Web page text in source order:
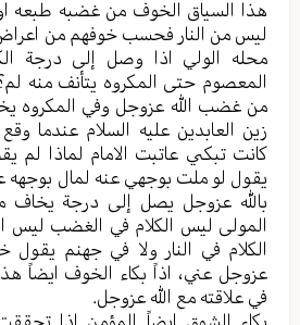
هذا السیاق الخوف من غضبه طبعه
لیس من النار فحسب خوفهم من اعراض
محله الولي اذا وصل إلی درجة
المعصوم حتی المکروه یتأنف منه
من غضب الله عزوجل وفي المکروه
زین العابدین علیه السلام عندما
کانت تبکي عاتبت الامام لماذا لم
یقول لو ملت بوجهي عنه لمال بوجهه
بالله عزوجل یصل إلی درجة یخاف
المولی لیس الکلام في الغضب لیس
الکلام في النار ولا في جهنم
عزوجل عني، اذاً بکاء الخوف ایضاً
في علاقته مع الله عزوجل.